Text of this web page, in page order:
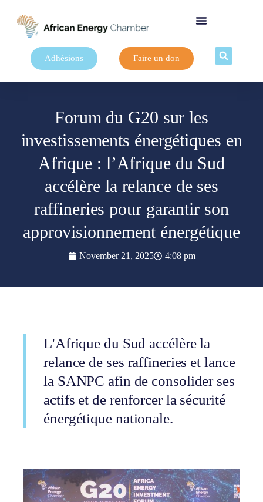
Adhésions Faire un don
Forum du G20 sur les
investissements énergétiques en
Afrique : l’Afrique du Sud
accélère la relance de ses
raffineries pour garantir son
approvisionnement énergétique
November 21, 2025 4:08 pm
L'Afrique du Sud accélère la
relance de ses raffineries et lance
la SANPC afin de consolider ses
actifs et de renforcer la sécurité
énergétique nationale.